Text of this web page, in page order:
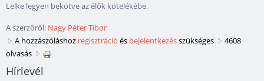
Lelke legyen bekötve az élők kötelékébe.
A szerzőről: Nagy Péter Tibor
A hozzászóláshoz regisztráció és bejelentkezésszükséges
4608
olvasás
Hírlevél